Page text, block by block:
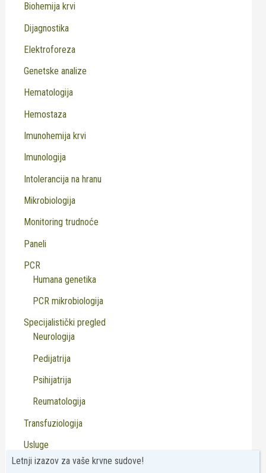
Biohemija krvi
Dijagnostika
Elektroforeza
Genetske analize
Hematologija
Hemostaza
Imunohemija krvi
Imunologija
Intolerancija na hranu
Mikrobiologija
Monitoring trudnoće
Paneli
PCR
Humana genetika
PCR mikrobiologija
Specijalistički pregled
Neurologija
Pedijatrija
Psihijatrija
Reumatologija
Transfuziologija
Usluge
Virusologija
Letnji izazov za vaše krvne sudove!